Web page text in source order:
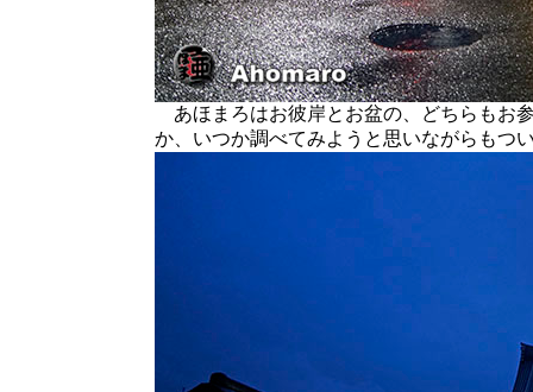
あほまろはお彼岸とお盆の、どちらもお
か、いつか調べてみようと思いながらもつ